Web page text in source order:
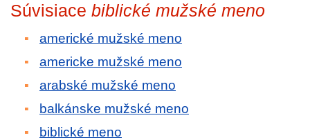
Súvisiace biblické mužské meno
americké mužské meno
americke mužské meno
arabské mužské meno
balkánske mužské meno
biblické meno